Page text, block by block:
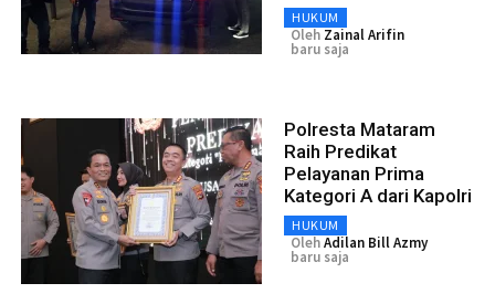
HUKUM
Oleh Zainal Arifin
baru saja
Polresta Mataram
Raih Predikat
Pelayanan Prima
Kategori A dari Kapolri
HUKUM
OlehAdilan Bill Azmy
baru saja